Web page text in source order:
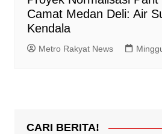
Camat Medan Deli: Air
Kendala
Metro Rakyat News
CARI BERITA!